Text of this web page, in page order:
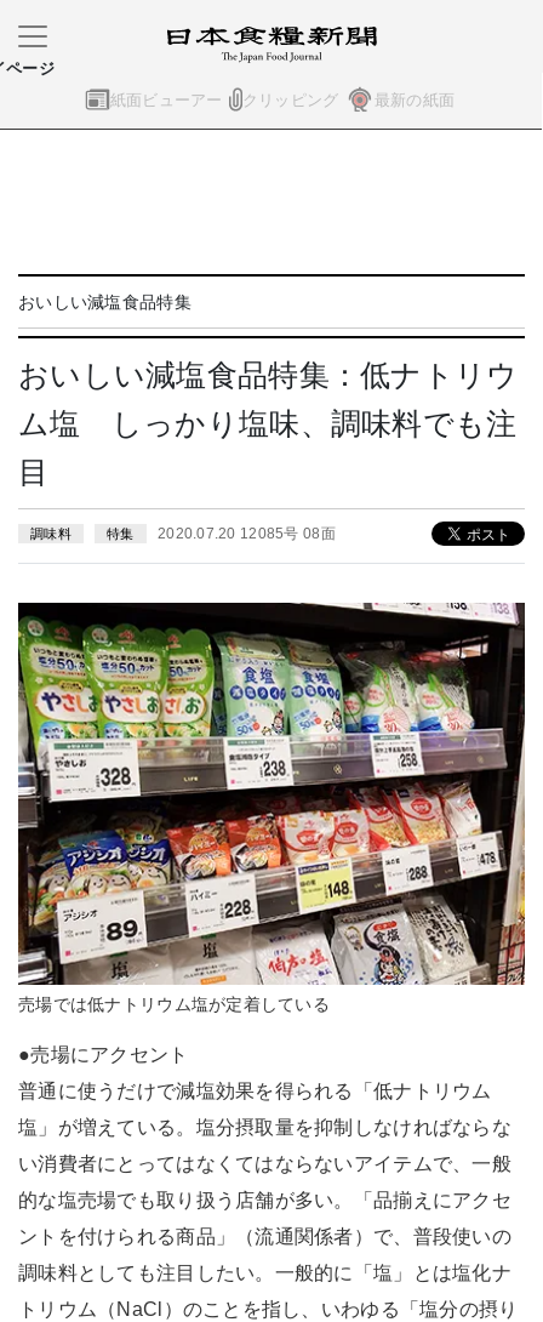
紙面ビューアー クリッピング 最新の紙面
ページ
おいしい減塩食品特集
おいしい減塩食品特集：低ナトリウ
ム塩 しっかり塩味、調味料でも注
目
調味料 特集 2020.07.20 12085号 08面
売場では低ナトリウム塩が定着している
●売場にアクセント
普通に使うだけで減塩効果を得られる「低ナトリウム
塩」が増えている。塩分摂取量を抑制しなければならな
い消費者にとってはなくてはならないアイテムで、一般
的な塩売場でも取り扱う店舗が多い。「品揃えにアクセ
ントを付けられる商品」（流通関係者）で、普段使いの
調味料としても注目したい。一般的に「塩」とは塩化ナ
トリウム（NaCl）のことを指し、いわゆる「塩分の摂り